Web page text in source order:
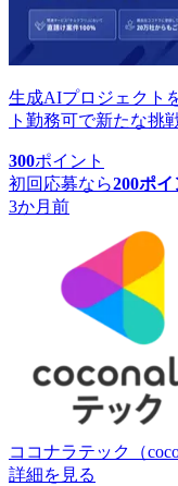
生成AIプロジェクト
ト勤務可で新たな挑
300ポイント
初回応募なら200ポイ
3か月前
ココナラテック（
詳細を見る